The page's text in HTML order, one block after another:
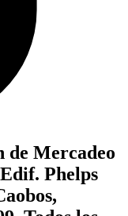
de Mercadeo
Phelps